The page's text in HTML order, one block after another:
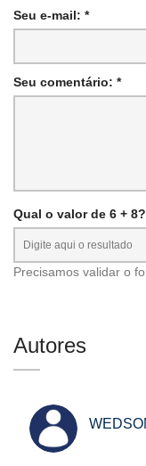
Seu e-mail: *
Seu comentário: *
Qual o valor de 6 +
Precisamos validar o
Autores